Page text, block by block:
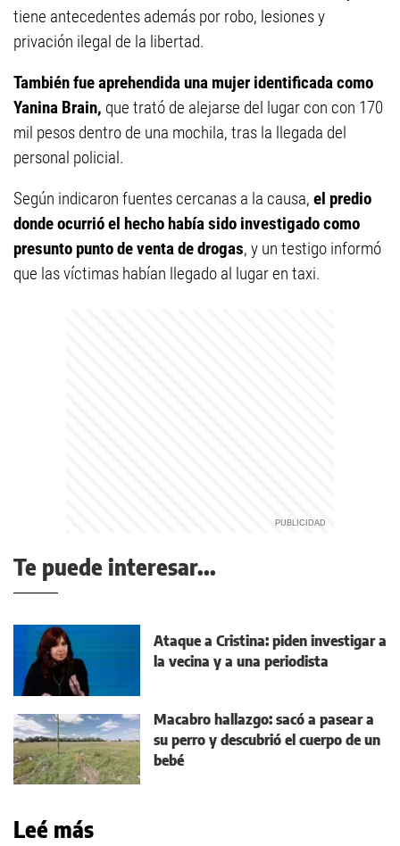
tiene antecedentes además por robo, lesiones y
privación ilegal de la libertad.
También fue aprehendida una mujer identificada como
Yanina Brain, que trató de alejarse del lugar con con 170
mil pesos dentro de una mochila, tras la llegada del
personal policial.
Según indicaron fuentes cercanas a la causa, el predio
donde ocurrió el hecho había sido investigado como
presunto punto de venta de drogas, y un testigo informó
que las víctimas habían llegado al lugar en taxi.
Te puede interesar...
Ataque a Cristina: piden investigar a
la vecina y a una periodista
Macabro hallazgo: sacó a pasear a
su perro y descubrió el cuerpo de un
bebé
Leé más